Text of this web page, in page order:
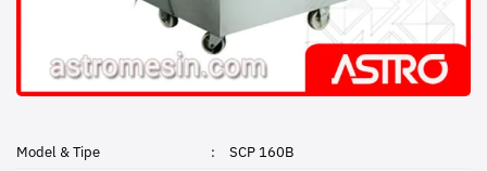
Model & Tipe :
SCP 160B